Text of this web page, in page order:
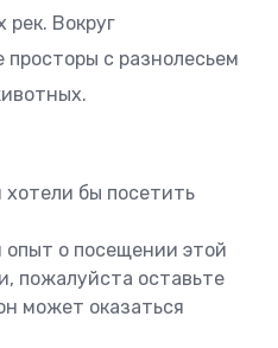
Вокруг
с разнолесьем
бы посетить
опыт о посещении этой
пожалуйста оставьте
может оказаться